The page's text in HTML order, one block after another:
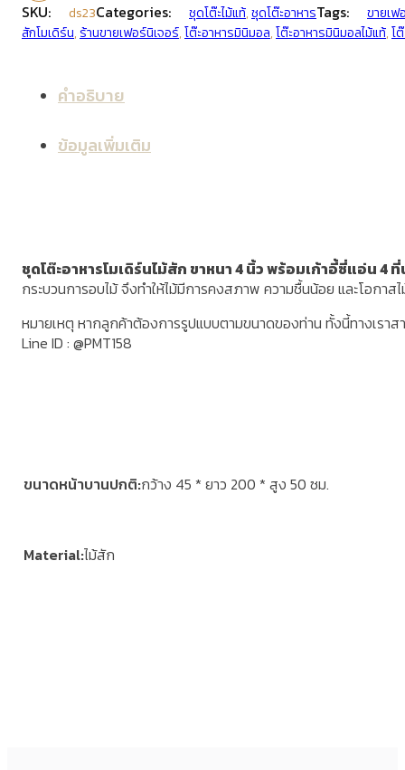
SKU: ds23Categories: ชุดโต๊ะไม้แท้,ชุดโต๊ะอาหารTags:
ขายเฟ
สักโมเดิร์น, ร้านขายเฟอร์นิเจอร์,โต๊ะอาหารมินิมอล,โต๊ะอาหารมินิมอลไม้แท้,โ
คำอธิบาย
ข้อมูลเพิ่มเติม
ชุดโต๊ะอาหารโมเดิร์นไม้สัก ขาหนา 4 นิ้ว พร้อมเก้าอี้ซี่แอ่น 4
กระบวนการอบไม้ จึงทำให้ไม้มีการคงสภาพ ความชื้นน้อย และโอกา
หมายเหตุ หากลูกค้าต้องการรูปแบบตามขนาดของท่าน ทั้งนี้ทางเรา
Line ID : @PMT158
ขนาดหน้าบานปกติ กว้าง 45 * ยาว 200 * สูง 50 ซม.
Materialไม้สัก